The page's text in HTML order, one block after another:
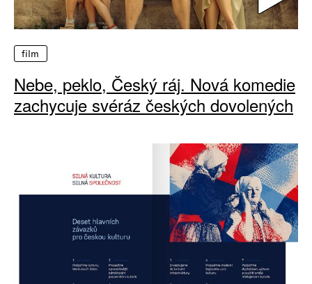
film
Nebe, peklo, Český ráj. Nová komedie
zachycuje svéráz českých dovolených